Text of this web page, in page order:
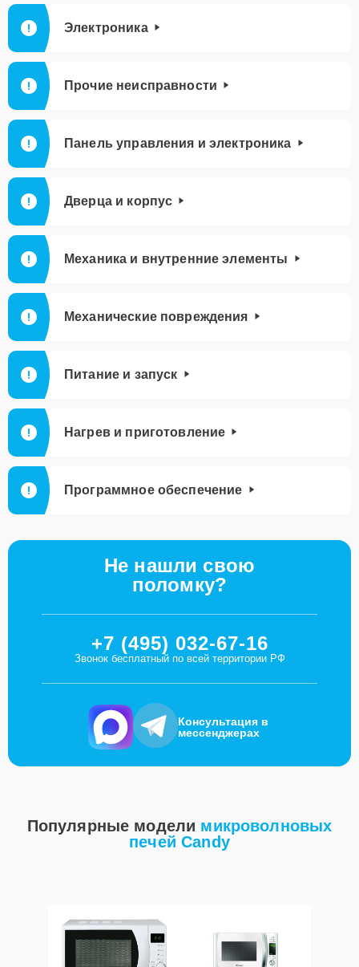
Электроника
Прочие неисправности
Панель управления и электроника
Дверца и корпус
Механика и внутренние элементы
Механические повреждения
Питание и запуск
Нагрев и приготовление
Программное обеспечение
Не нашли свою
поломку?
+7 (495) 032-67-16
Звонок бесплатный по всей территории РФ
Консультация в
мессенджерах
Популярные модели микроволновых
печей Candy